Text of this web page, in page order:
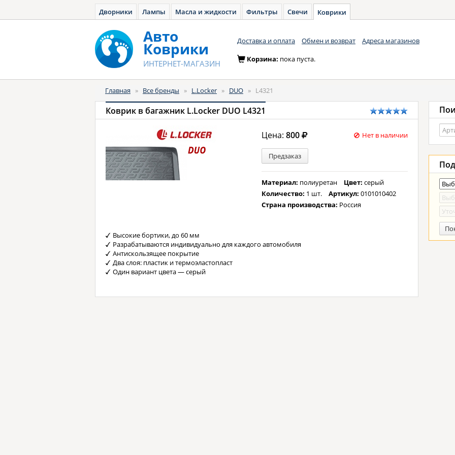
Дворники Лампы Масла и жидкости Фильтры Свечи Коврики
Авто
Коврики
ИНТЕРНЕТ-МАГАЗИН
Доставка и оплата Обмен и возврат Адреса магазинов
Корзина: пока пуста.
Главная » Все бренды » L.Locker » DUO » L4321
Коврик в багажник L.Locker DUO L4321
Цена:800 Нет в наличии
Предзаказ
Материал: полиуретан Цвет:серый
Количество: 1 шт. Артикул:0101010402
Страна производства: Россия
Высокие бортики, до 60 мм
Разрабатываются индивидуально для каждого автомобиля
Антискользящее покрытие
Два слоя: пластик и термоэластопласт
Один вариант цвета — серый